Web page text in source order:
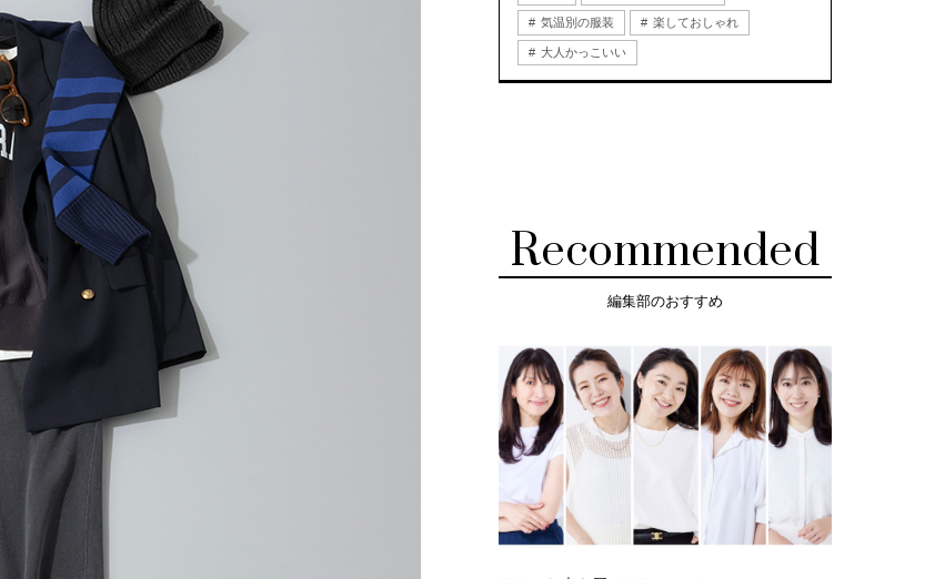
気温別の服装 楽しておしゃれ
大人かっこいい
Recommended
編集部のおすすめ